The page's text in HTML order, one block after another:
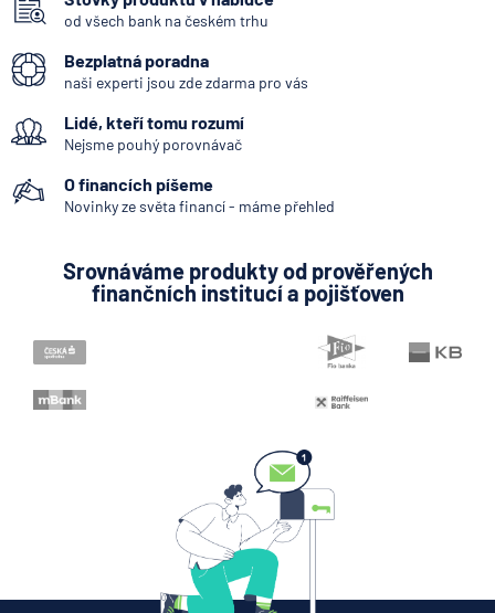
Bankovní IDentita
Okamžitá platba
Kodex mobility klientů
Zpoždění splátky
Internetové bankovnictví - internetbanking
Zastoupení zahraniční banky
Konstantní symbol
Variabilní symbol
od všech bank na českém trhu
Bezplatná poradna
naši experti jsou zde zdarma pro vás
Lidé, kteří tomu rozumí
Nejsme pouhý porovnávač
O financích píšeme
Novinky ze světa financí - máme přehled
Srovnáváme produkty od prověřených
finančních institucí a pojišťoven